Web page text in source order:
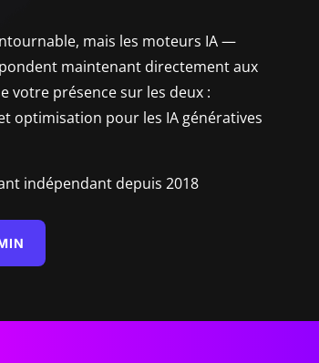
mais les moteurs IA —
maintenant directement aux
votre présence sur les deux :
optimisation pour les IA génératives
indépendant depuis 2018